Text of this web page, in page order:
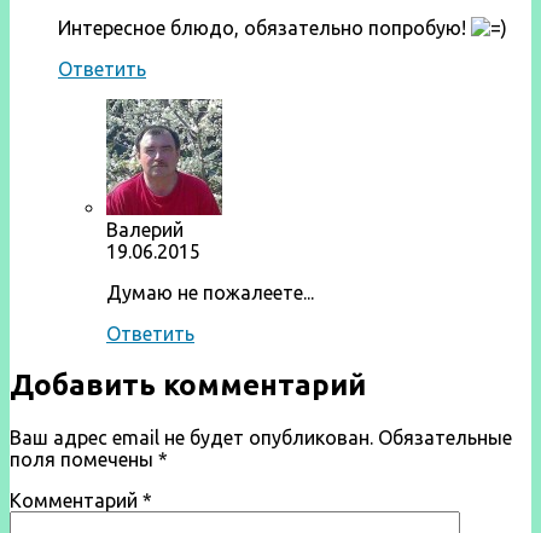
Интересное блюдо, обязательно попробую!
Ответить
Валерий
19.06.2015
Думаю не пожалеете...
Ответить
Добавить комментарий
Ваш адрес email не будет опубликован. Обязательные
поля помечены *
Комментарий *